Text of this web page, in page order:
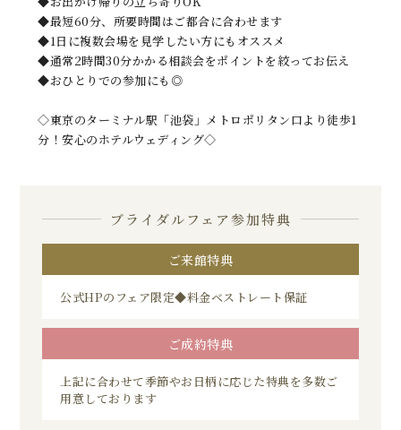
◆最短60分、所要時間はご都合に合わせます
◆1日に複数会場を見学したい方にもオススメ
◆通常2時間30分かかる相談会をポイントを絞ってお伝え
◆おひとりでの参加にも◎
◇東京のターミナル駅「池袋」メトロポリタン口より徒歩1
分！安心のホテルウェディング◇
ブライダルフェア参加特典
ご来館特典
公式HPのフェア限定◆料金ベストレート保証
ご成約特典
上記に合わせて季節やお日柄に応じた特典を多数ご
用意しております